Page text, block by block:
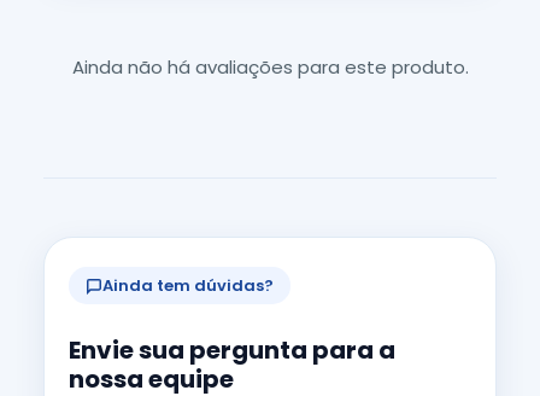
Ainda não há avaliações para este produto.
Ainda tem dúvidas?
Envie sua pergunta para a
nossa equipe